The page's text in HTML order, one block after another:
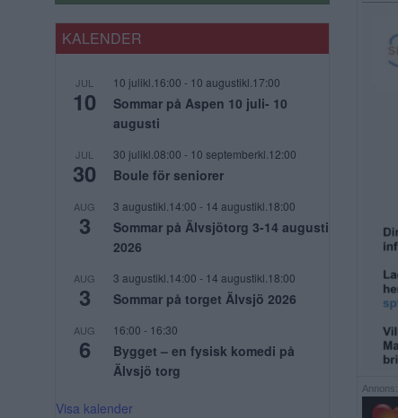
KALENDER
JUL
10
10 julikl.16:00 - 10 augustikl.17:00
Sommar på Aspen 10 juli- 10
augusti
JUL
30
30 julikl.08:00 - 10 septemberkl.12:00
Boule för seniorer
AUG
3
3 augustikl.14:00 - 14 augustikl.18:00
Sommar på Älvsjötorg 3-14 augusti
2026
AUG
3
3 augustikl.14:00 - 14 augustikl.18:00
Sommar på torget Älvsjö 2026
AUG
6
16:00 - 16:30
Bygget – en fysisk komedi på
Älvsjö torg
Visa kalender
Annons: